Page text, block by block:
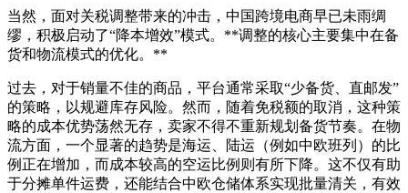
当然，面对关税调整带来的冲击，中国跨境电商早已未雨绸
缪，积极启动了“降本增效”模式。**调整的核心主要集中在备
货和物流模式的优化。**
过去，对于销量不佳的商品，平台通常采取“少备货、直邮发”
的策略，以规避库存风险。然而，随着免税额的取消，这种策
略的成本优势荡然无存，卖家不得不重新规划备货节奏。在物
流方面，一个显著的趋势是海运、陆运（例如中欧班列）的比
例正在增加，而成本较高的空运比例则有所下降。这不仅有助
于分摊单件运费，还能结合中欧仓储体系实现批量清关，有效